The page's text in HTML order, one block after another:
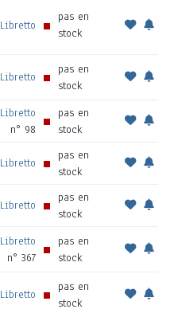
Libretto
pas en
stock
Libretto
pas en
stock
Libretto
n° 98
pas en
stock
Libretto
pas en
stock
Libretto
pas en
stock
Libretto
n° 367
pas en
stock
Libretto
pas en
stock